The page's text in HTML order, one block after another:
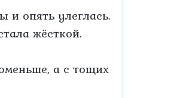
и опять улеглась.
жёсткой.
а с тощих